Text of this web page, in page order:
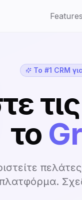
Features
Το #1 CRM
το